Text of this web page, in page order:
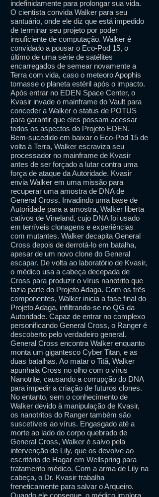
indefinidamente para prolongar sua vida.
O cientista convida Walker para seu
santuário, onde ele diz que está impedido
de terminar seu projeto por poder
insuficiente de computação. Walker é
convidado a pousar o Eco-Pod 15, o
último de uma série de satélites
encarregados de semear novamente a
Terra com vida, caso o meteoro Apophis
tornasse o planeta estéril após o impacto.
Após entrar no EDEN Space Center, o
Kvasir invade o mainframe do Vault para
conceder a Walker o status de POTUS
para garantir que eles possam acessar
todos os aspectos do Projeto EDEN.
Bem-sucedido em baixar o Eco-Pod 15 de
volta à Terra, Walker escraviza seu
processador no mainframe de Kvasir
antes de ser forçado a lutar contra uma
força de ataque da Autoridade. Kvasir
envia Walker em uma missão para
recuperar uma amostra de DNA de
General Cross. Invadindo uma base de
Autoridade para a amostra, Walker liberta
cativos de Vineland, cujo DNA foi usado
em terríveis clonagens e experiências
com mutantes. Walker decapita General
Cross depois de derrotá-lo em batalha,
apesar de um novo clone do General
escapar. De volta ao laboratório de Kvasir,
o médico usa a cabeça decepada de
Cross para produzir o vírus nanotrito que
fazia parte do Projeto Adaga. Com os três
componentes, Walker inicia a fase final do
Projeto Adaga, infiltrando-se no QG da
Autoridade. Capaz de entrar no complexo
personificando General Cross, o Ranger é
descoberto pelo verdadeiro general.
General Cross encontra Walker enquanto
monta um gigantesco Cyber ​​Titan, e as
duas batalhas. Ao matar o Titã, Walker
apunhala Cross no olho com o vírus
Nanotrite, causando a corrupção do DNA
para impedir a criação de futuros clones.
No entanto, sem o conhecimento de
Walker devido à manipulação de Kvasir,
os nanotritos do Ranger também são
suscetíveis ao vírus. Engasgado até a
morte ao lado do corpo quebrado de
General Cross, Walker é salvo pela
intervenção de Lily, que os devolve ao
escritório de Hagar em Wellspring para
tratamento médico. Com a arma de Lily na
cabeça, o Dr. Kvasir trabalha
freneticamente para salvar o Arqueiro.
Quando ele consegue, o médico implora